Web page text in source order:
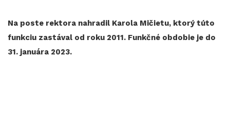
Na poste rektora nahradil Karola Mičietu, ktorý túto
funkciu zastával od roku 2011. Funkčné obdobie je do
31. januára 2023.